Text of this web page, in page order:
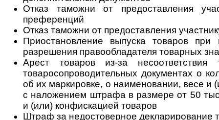
Отказ таможни от предоставления
преференций
Отказ таможни от предоставления
Приостановление выпуска товаров
разрешения правообладателя товарных
Арест товаров из-за
товаросопроводительных документах о
об их маркировке, о наименовании, весе и
с наложением штрафа в размере от 50
и (или) конфискацией товаров
Штраф за недостоверное декларирование